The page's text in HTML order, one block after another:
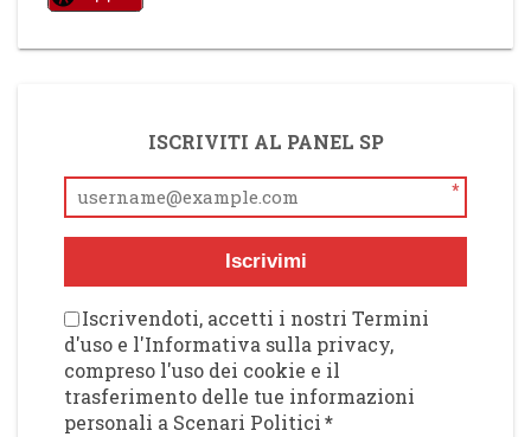
ISCRIVITI AL PANEL SP
*
Iscrivimi
Iscrivendoti, accetti i nostri Termini
d'uso e l'Informativa sulla privacy,
compreso l'uso dei cookie e il
trasferimento delle tue informazioni
personali a Scenari Politici*